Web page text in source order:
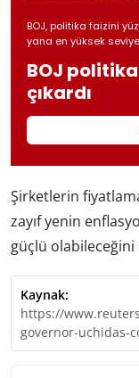
BOJ, politika faizini
yana en yüksek
BOJ politika
çıkardı
Şirketlerin
zayıf yenin
güçlü
Kaynak:
https://
governor-uchidas-